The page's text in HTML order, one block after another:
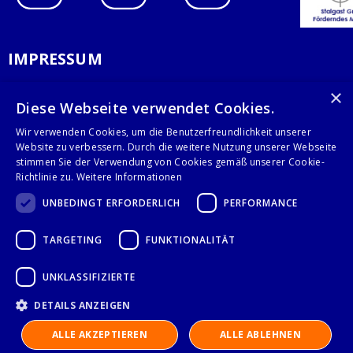
IMPRESSUM
AGB
KONTAKT
Stalgast GmbH
28359 Bremen
+49 421 408844-0
© 2021 Stalgast GmbH
×
Diese Webseite verwendet Cookies.
Wir verwenden Cookies, um die Benutzerfreundlichkeit unserer
Website zu verbessern. Durch die weitere Nutzung unserer Webseite
stimmen Sie der Verwendung von Cookies gemäß unserer Cookie-
Richtlinie zu. Weitere Informationen
UNBEDINGT ERFORDERLICH
PERFORMANCE
TARGETING FUNKTIONALITÄT
UNKLASSIFIZIERTE
DETAILS ANZEIGEN
ALLE AKZEPTIEREN ALLE ABLEHNEN